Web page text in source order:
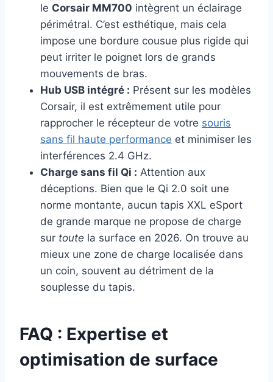
le Corsair MM700 intègrent un éclairage
périmétral. C’est esthétique, mais cela
impose une bordure cousue plus rigide qui
peut irriter le poignet lors de grands
mouvements de bras.
Hub USB intégré : Présent sur les modèles
Corsair, il est extrêmement utile pour
rapprocher le récepteur de votre souris
sans fil haute performance et minimiser les
interférences 2.4 GHz.
Charge sans fil Qi : Attention aux
déceptions. Bien que le Qi 2.0 soit une
norme montante, aucun tapis XXL eSport
de grande marque ne propose de charge
sur toute la surface en 2026. On trouve au
mieux une zone de charge localisée dans
un coin, souvent au détriment de la
souplesse du tapis.
FAQ : Expertise et
optimisation de surface